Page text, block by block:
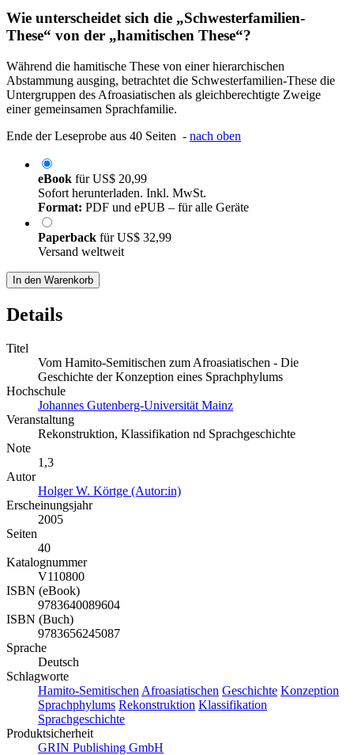
Wie unterscheidet sich die „Schwesterfamilien-
These“ von der „hamitischen These“?
Während die hamitische These von einer hierarchischen
Abstammung ausging, betrachtet die Schwesterfamilien-These die
Untergruppen des Afroasiatischen als gleichberechtigte Zweige
einer gemeinsamen Sprachfamilie.
Ende der Leseprobe aus 40 Seiten - nach oben
eBook fürUS$ 20,99
Sofort herunterladen. Inkl. MwSt.
Format: PDF und ePUB – für alle Geräte
Paperback fürUS$ 32,99
Versand weltweit
In den Warenkorb
Details
Titel
Vom Hamito-Semitischen zum Afroasiatischen - Die
Geschichte der Konzeption eines Sprachphylums
Hochschule
Johannes Gutenberg-Universität Mainz
Veranstaltung
Rekonstruktion, Klassifikation nd Sprachgeschichte
Note
1,3
Autor
Holger W. Körtge (Autor:in)
Erscheinungsjahr
2005
Seiten
40
Katalognummer
V110800
ISBN (eBook)
9783640089604
ISBN (Buch)
9783656245087
Sprache
Deutsch
Schlagworte
Hamito-Semitischen Afroasiatischen Geschichte Konzeption
Sprachphylums Rekonstruktion Klassifikation
Sprachgeschichte
Produktsicherheit
GRIN Publishing GmbH